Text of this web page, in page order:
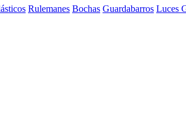
Rulemanes Bochas Guardabarros Luces